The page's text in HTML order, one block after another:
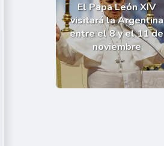
El Papa León XIV
visitará la Argentina
entre el 8 y el 11 de
noviembre